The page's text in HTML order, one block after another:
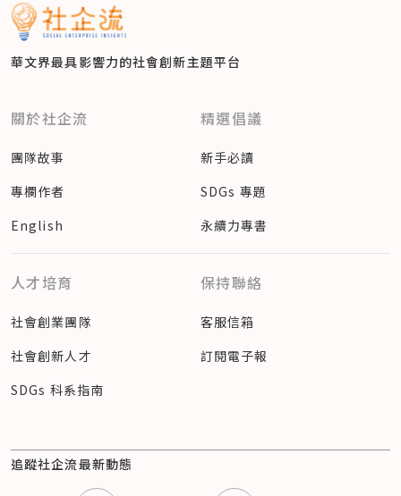
華文界最具影響力的社會創新主題平台
關於社企流
團隊故事
專欄作者
English
精選倡議
新手必讀
SDGs 專題
永續力專書
人才培育
社會創業團隊
社會創新人才
SDGs 科系指南
保持聯絡
客服信箱
訂閱電子報
追蹤社企流最新動態